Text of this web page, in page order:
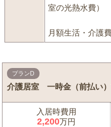
室の光熱水費）
月額生活・介護
プランD
介護居室 一時金（前払い
入居時費用
2,200万円